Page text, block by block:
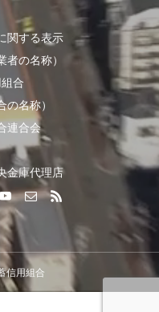
関する表示
者の名称）
合
名称）
連合会
金庫代理店
信用組合